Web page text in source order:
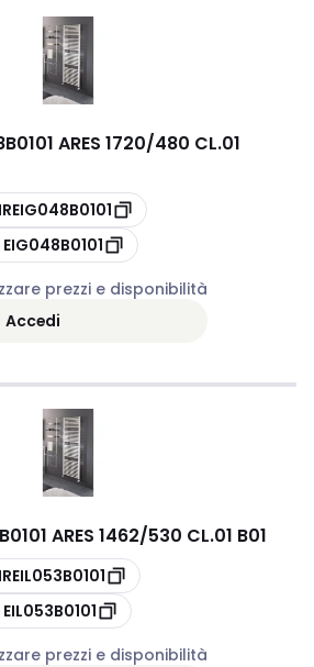
ARES 1720/480 CL.01
EIG048B0101
prezzi e disponibilità
Accedi
ARES 1462/530 CL.01 B01
EIL053B0101
prezzi e disponibilità